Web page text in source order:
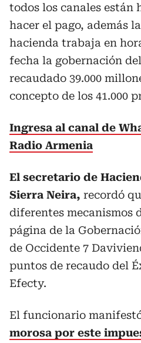
todos los canales están
hacer el pago, además
hacienda trabaja en
fecha la gobernación
recaudado 39.000
concepto de los 41.000
Ingresa al canal de
Radio Armenia
El secretario de
Sierra Neira, recordó
diferentes mecanismos
página de la
de Occidente 7
puntos de recaudo del
Efecty.
El funcionario
morosa por este